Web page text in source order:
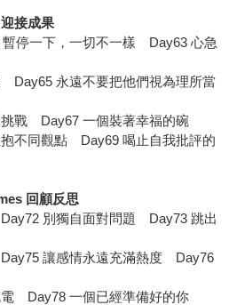
迎接成果
停一下，一切不一樣 Day63 心急
Day65 永遠不要把他們視為理所當
戰 Day67 一個裝著幸福的碗
不同觀點 Day69 喝止自我批評的
回顧反思
別獨自面對問題 Day73 跳出
讓感情永遠充滿熱度 Day76
電 Day78 一個已經準備好的你